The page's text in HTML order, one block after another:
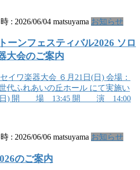
: 2026/06/04 matsuyama お知らせ
大会のご案内
イワ楽器大会 ６月21日(日) 会場：
代ふれあいの丘ホール にて実施い
(日) 開 場 13:45 開 演 14:00
: 2026/06/06 matsuyama お知らせ
のご案内